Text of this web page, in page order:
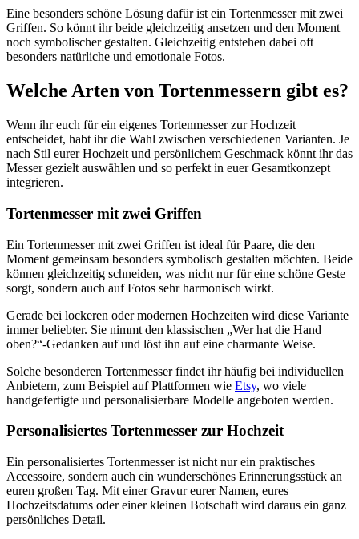
Eine besonders schöne Lösung dafür ist ein Tortenmesser mit zwei
Griffen. So könnt ihr beide gleichzeitig ansetzen und den Moment
noch symbolischer gestalten. Gleichzeitig entstehen dabei oft
besonders natürliche und emotionale Fotos.
Welche Arten von Tortenmessern gibt es?
Wenn ihr euch für ein eigenes Tortenmesser zur Hochzeit
entscheidet, habt ihr die Wahl zwischen verschiedenen Varianten. Je
nach Stil eurer Hochzeit und persönlichem Geschmack könnt ihr das
Messer gezielt auswählen und so perfekt in euer Gesamtkonzept
integrieren.
Tortenmesser mit zwei Griffen
Ein Tortenmesser mit zwei Griffen ist ideal für Paare, die den
Moment gemeinsam besonders symbolisch gestalten möchten. Beide
können gleichzeitig schneiden, was nicht nur für eine schöne Geste
sorgt, sondern auch auf Fotos sehr harmonisch wirkt.
Gerade bei lockeren oder modernen Hochzeiten wird diese Variante
immer beliebter. Sie nimmt den klassischen „Wer hat die Hand
oben?“-Gedanken auf und löst ihn auf eine charmante Weise.
Solche besonderen Tortenmesser findet ihr häufig bei individuellen
Anbietern, zum Beispiel auf Plattformen wie Etsy, wo viele
handgefertigte und personalisierbare Modelle angeboten werden.
Personalisiertes Tortenmesser zur Hochzeit
Ein personalisiertes Tortenmesser ist nicht nur ein praktisches
Accessoire, sondern auch ein wunderschönes Erinnerungsstück an
euren großen Tag. Mit einer Gravur eurer Namen, eures
Hochzeitsdatums oder einer kleinen Botschaft wird daraus ein ganz
persönliches Detail.